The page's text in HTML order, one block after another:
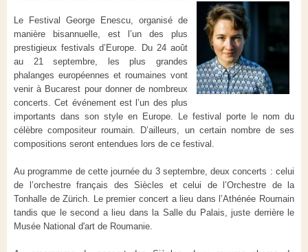
Le Festival George Enescu, organisé de
manière bisannuelle, est l’un des plus
prestigieux festivals d’Europe. Du 24 août
au 21 septembre, les plus grandes
phalanges européennes et roumaines vont
venir à Bucarest pour donner de nombreux
concerts. Cet événement est l’un des plus
importants dans son style en Europe. Le festival porte le nom du
célèbre compositeur roumain. D’ailleurs, un certain nombre de ses
compositions seront entendues lors de ce festival.
Au programme de cette journée du 3 septembre, deux concerts : celui
de l’orchestre français des Siècles et celui de l’Orchestre de la
Tonhalle de Zürich. Le premier concert a lieu dans l’Athénée Roumain
tandis que le second a lieu dans la Salle du Palais, juste derrière le
Musée National d'art de Roumanie.